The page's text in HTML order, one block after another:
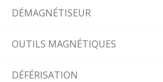
DÉMAGNÉTISEUR
OUTILS MAGNÉTIQUES
DÉFÉRISATION